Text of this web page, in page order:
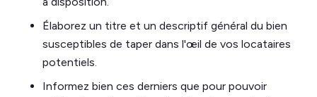
Élaborez un titre et un descriptif général du bien
susceptibles de taper dans l'œil de vos locataires
potentiels.
Informez bien ces derniers que pour pouvoir